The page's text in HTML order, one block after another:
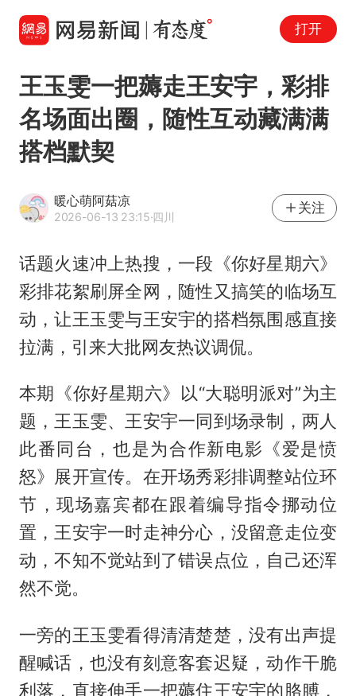
打开
王玉雯一把薅走王安宇，彩排
名场面出圈，随性互动藏满满
搭档默契
暖心萌阿菇凉
2026-06-13 23:15·四川
关注
话题火速冲上热搜，一段《你好星期六》
彩排花絮刷屏全网，随性又搞笑的临场互
动，让王玉雯与王安宇的搭档氛围感直接
拉满，引来大批网友热议调侃。
本期《你好星期六》以“大聪明派对”为主
题，王玉雯、王安宇一同到场录制，两人
此番同台，也是为合作新电影《爱是愤
怒》展开宣传。在开场秀彩排调整站位环
节，现场嘉宾都在跟着编导指令挪动位
置，王安宇一时走神分心，没留意走位变
动，不知不觉站到了错误点位，自己还浑
然不觉。
一旁的王玉雯看得清清楚楚，没有出声提
醒喊话，也没有刻意客套迟疑，动作干脆
利落，直接伸手一把薅住王安宇的胳膊，